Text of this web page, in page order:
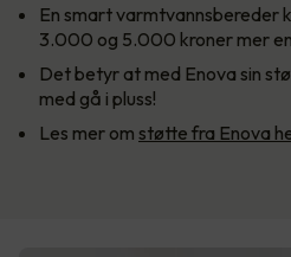
En smart varmtvannsbereder
3.000 og 5.000 kroner mer
Det betyr at med Enova sin
med gå i pluss!
Les mer om støtte fra Enova